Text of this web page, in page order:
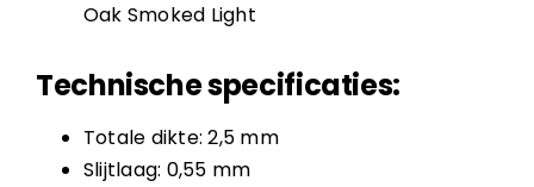
Oak Smoked Light
Technische specificaties:
Totale dikte: 2,5 mm
Slijtlaag: 0,55 mm